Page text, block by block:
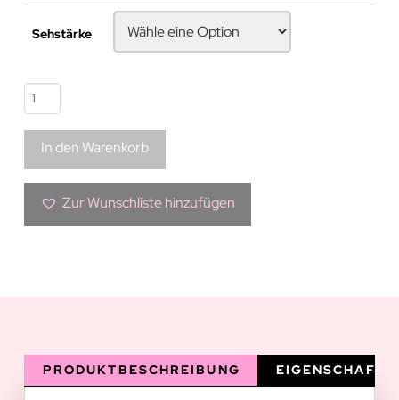
Sehstärke
Grüne
Kontaktlinse
|
Adriana
Menge
In den Warenkorb
Zur Wunschliste hinzufügen
PRODUKTBESCHREIBUNG